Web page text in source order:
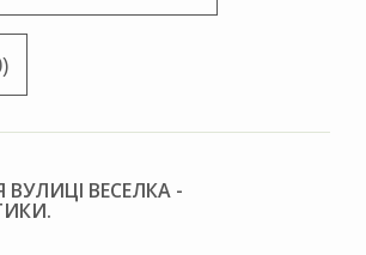
ВЕСЕЛКА -